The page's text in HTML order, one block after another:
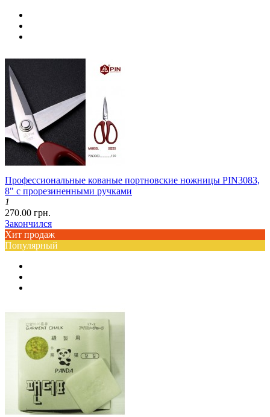
Профессиональные кованые портновские ножницы PIN3083,
8" с прорезиненными ручками
1
270.00 грн.
Закончился
Хит продаж
Популярный